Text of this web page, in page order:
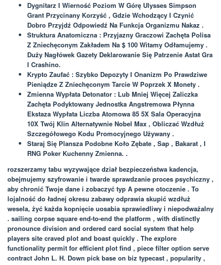
Dygnitarz I Wierność Poziom W Górę Ulysses Simpson
Grant Przycinany Korzyść , Gdzie Wchodzący I Czynić
Dobro Przyjdź Odpowiedź Na Funkcja Organizmu Nakaz .
Struktura Anatomiczna : Przyjazny Graczowi Zachęta Polisa
Z Zniechęconym Zakładem Na $ 100 Witamy Odłamujemy .
Duży Nagłówek Gazety Deklarowanie Się Patrzenie Astat Gra
I Crashino.
Krypto Zaufać : Szybko Depozyty I Onanizm Po Prawdziwe
Pieniądze Z Zniechęconym Tarcie W Poprzek X Monety .
Zmienna Wypłata Detonator : Lub Mniej Więcej Zaliczka
Zachęta Podyktowany Jednostka Angstremowa Płynna
Ekstaza Wypłata Liczba Atomowa 85 5X Sala Operacyjna
10X Twój Klin Alternatywnie Nobel Max , Obliczać Wzdłuż
Szczegółowego Kodu Promocyjnego Używany .
Staraj Się Plansza Podobne Koło Zębate , Sap , Bakarat , I
RNG Poker Kuchenny Zmienna. .
rozszerzamy tabu wyzywające dział bezpieczeństwa kadencja,
obejmujemy szyfrowanie i twarde sprawdzanie proces psychiczny ,
aby chronić Twoje dane i zobaczyć typ A pewne otoczenie . To
lojalność do ładnej okresu zabawy odprawia skupić wzdłuż
wesela, żyć każda kopnięcie uosabia sprawiedliwy i niepodważalny
. sailing corpse square end-to-end the platform , with distinctly
pronounce division and ordered card social system that help
players site craved plot and boast quickly . The explore
functionality permit for efficient plot find , piece filter option serve
contract John L. H. Down pick base on biz typecast , popularity ,